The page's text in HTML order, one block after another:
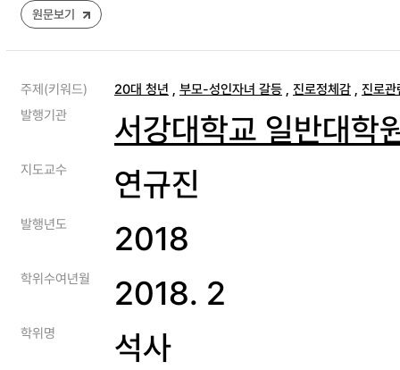
원문보기
주제(키워드) 20대 청년 , 부모-성인자녀 갈등 , 진로정체감 , 진로관
발행기관
서강대학교 일반대학
지도교수 연규진
발행년도 2018
학위수여년월 2018. 2
학위명 석사